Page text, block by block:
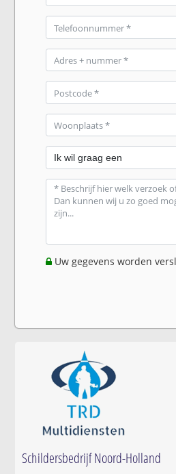
Uw gegevens worden
Schildersbedrijf Noord-Holland